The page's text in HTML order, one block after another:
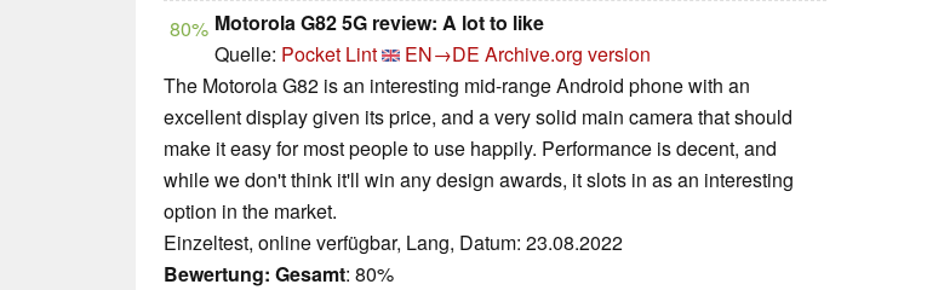
80% Motorola G82 5G review: A lot to like
Quelle: Pocket Lint EN→DE Archive.org version
The Motorola G82 is an interesting mid-range Android phone with an
excellent display given its price, and a very solid main camera that should
make it easy for most people to use happily. Performance is decent, and
while we don't think it'll win any design awards, it slots in as an interesting
option in the market.
Einzeltest, online verfügbar, Lang, Datum: 23.08.2022
Bewertung: Gesamt: 80%